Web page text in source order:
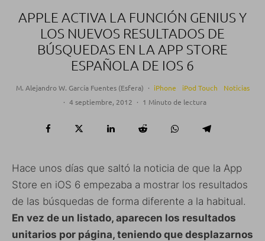
APPLE ACTIVA LA FUNCIÓN GENIUS Y
LOS NUEVOS RESULTADOS DE
BÚSQUEDAS EN LA APP STORE
ESPAÑOLA DE IOS 6
M. Alejandro W. García Fuentes (Esfera) · iPhone iPod Touch
Noticias
· 4 septiembre, 2012 · 1 Minuto de lectura
Hace unos días que saltó la noticia de que la App
Store en iOS 6 empezaba a mostrar los resultados
de las búsquedas de forma diferente a la habitual.
En vez de un listado, aparecen los resultados
unitarios por página, teniendo que desplazarnos